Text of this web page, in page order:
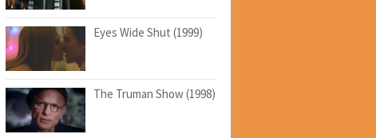
Eyes Wide Shut (1999)
The Truman Show (1998)